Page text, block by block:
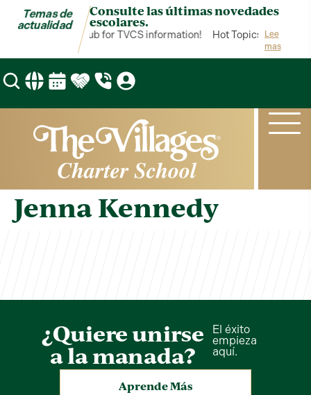
Temas de
actualidad
Consulte las últimas novedades
escolares.
Topics is your hub for TVCS information! Hot Topics is your
Lee
mas
Jenna Kennedy
¿Quiere unirse
a la manada?
El éxito
empieza
aquí.
Aprende Más